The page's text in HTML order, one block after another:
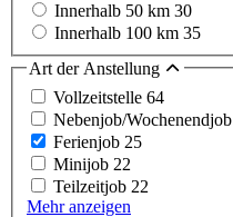
Innerhalb 50 km 30
Innerhalb 100 km 35
Art der Anstellung
Vollzeitstelle 64
Nebenjob/Wochenendjob
Ferienjob 25
Minijob 22
Teilzeitjob 22
Mehr anzeigen